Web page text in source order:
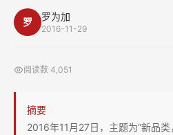
罗 罗为加
2016-11-29
阅读数 4,051
摘要
2016年11月27日，主题为“新品